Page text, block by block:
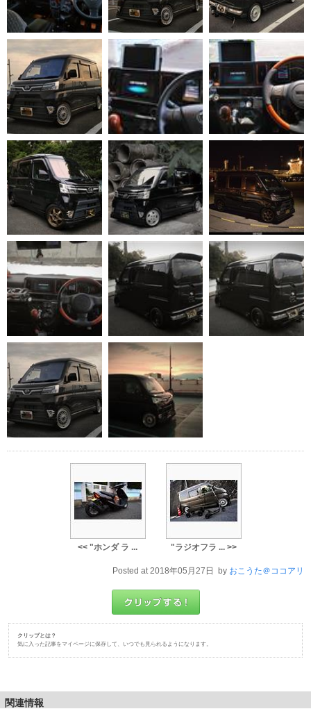
<< "ホンダ ラ ... "ラジオフラ ... >>
Posted at 2018年05月27日 by おこうた＠ココアリ
クリップとは？
気に入った記事をマイページに保存して、いつでも見られるようになります。
関連情報